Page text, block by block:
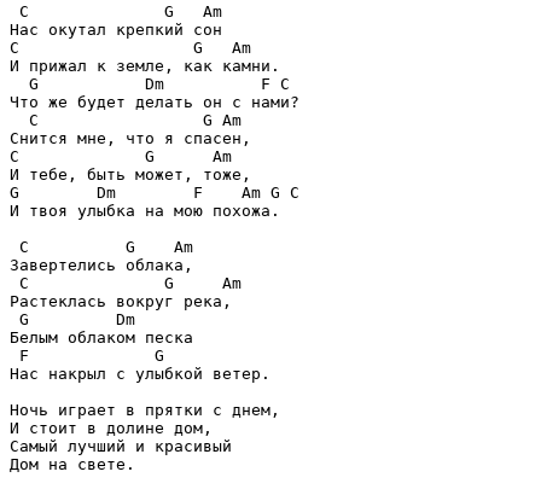
C              G   Am
Нас окутал крепкий сон
C                  G   Am
И прижал к земле, как камни.
  G           Dm          F C
Что же будет делать он с нами?
  C                 G Am
Снится мне, что я спасен,
C             G      Am
И тебе, быть может, тоже,
G        Dm        F    Am G C
И твоя улыбка на мою похожа.
C          G    Am
Завертелись облака,
C              G     Am
Растеклась вокруг река,
G         Dm
Белым облаком песка
F             G
Нас накрыл с улыбкой ветер.
Ночь играет в прятки с днем,
И стоит в долине дом,
Самый лучший и красивый
Дом на свете.